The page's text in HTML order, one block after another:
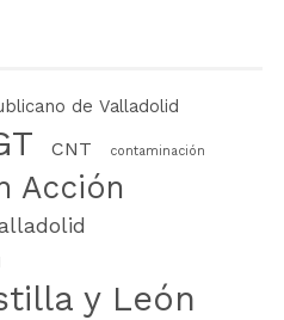
de Valladolid
CNT contaminación
Acción
y León